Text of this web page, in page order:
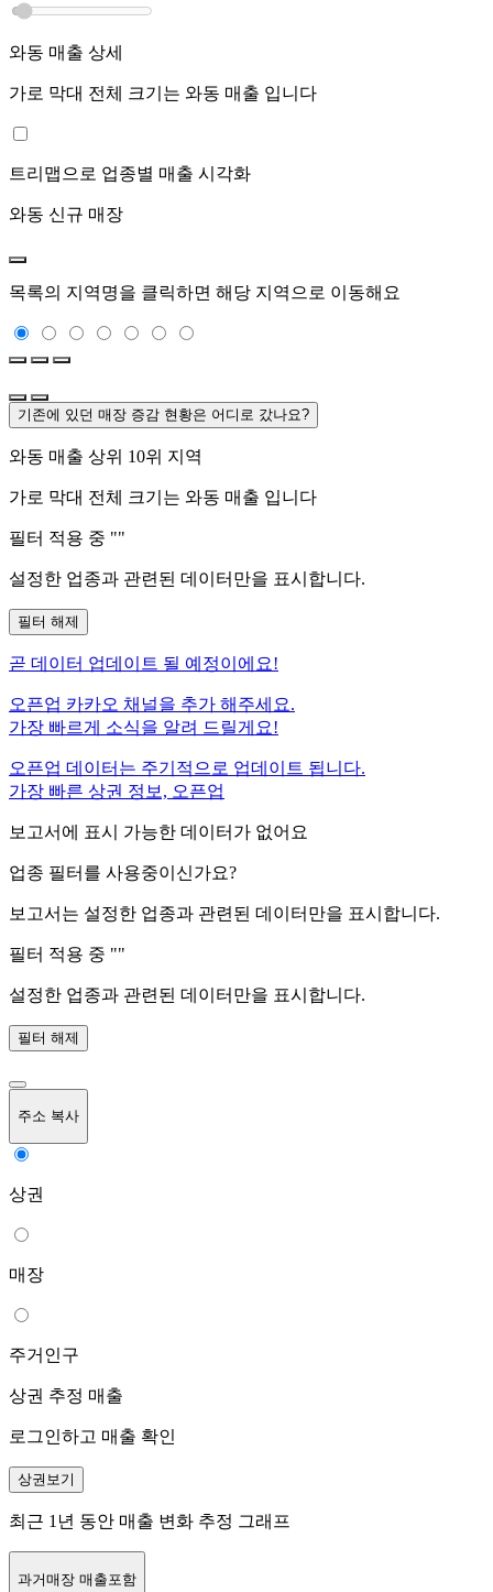
와동 매출 상세
가로 막대 전체 크기는 와동 매출 입니다
트리맵으로 업종별 매출 시각화
와동 신규 매장
목록의 지역명을 클릭하면 해당 지역으로 이동해요
기존에 있던 매장 증감 현황은 어디로 갔나요?
와동 매출 상위 10위 지역
가로 막대 전체 크기는 와동 매출 입니다
필터 적용 중 ""
설정한 업종과 관련된 데이터만을 표시합니다.
필터 해제
곧 데이터 업데이트 될 예정이에요!
오픈업 카카오 채널을 추가 해주세요.
가장 빠르게 소식을 알려 드릴게요!
오픈업 데이터는 주기적으로 업데이트 됩니다.
가장 빠른 상권 정보, 오픈업
보고서에 표시 가능한 데이터가 없어요
업종 필터를 사용중이신가요?
보고서는 설정한 업종과 관련된 데이터만을 표시합니다.
필터 적용 중 ""
설정한 업종과 관련된 데이터만을 표시합니다.
필터 해제
주소 복사
상권
매장
주거인구
상권 추정 매출
로그인하고 매출 확인
상권보기
최근 1년 동안 매출 변화 추정 그래프
과거매장 매출포함